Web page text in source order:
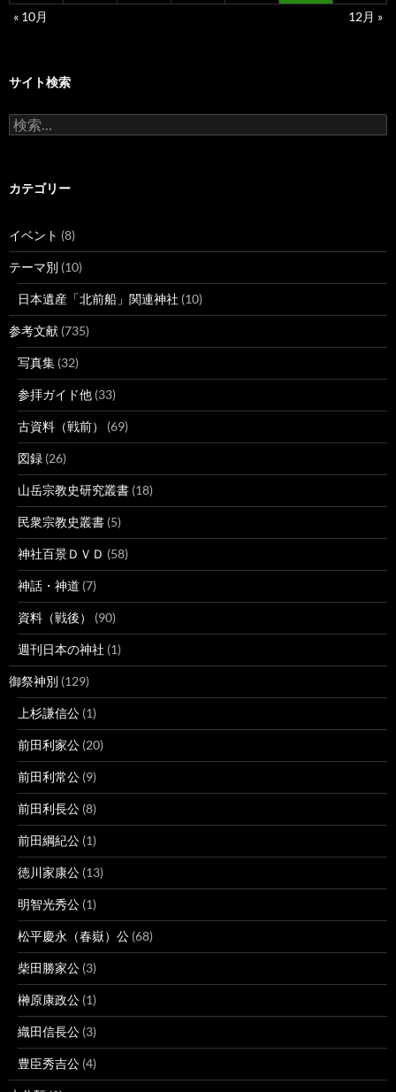
« 10月
12月 »
サイト検索
検
索:
カテゴリー
イベント (8)
テーマ別 (10)
日本遺産「北前船」関連神社 (10)
参考文献 (735)
写真集 (32)
参拝ガイド他 (33)
古資料（戦前） (69)
図録 (26)
山岳宗教史研究叢書 (18)
民衆宗教史叢書 (5)
神社百景ＤＶＤ (58)
神話・神道 (7)
資料（戦後） (90)
週刊日本の神社 (1)
御祭神別 (129)
上杉謙信公 (1)
前田利家公 (20)
前田利常公 (9)
前田利長公 (8)
前田綱紀公 (1)
徳川家康公 (13)
明智光秀公 (1)
松平慶永（春嶽）公 (68)
柴田勝家公 (3)
榊原康政公 (1)
織田信長公 (3)
豊臣秀吉公 (4)